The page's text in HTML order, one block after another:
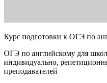
Курс подготовки к ОГЭ по
ОГЭ по английскому для
индивидуально,
преподавателей